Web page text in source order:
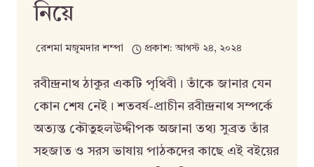
নিয়ে
রেশমা মজুমদার শম্পা প্রকাশ: আগস্ট ২৪, ২০২৪
রবীন্দ্রনাথ ঠাকুর একটি পৃথিবী। তাঁকে জানার যেন
কোন শেষ নেই। শতবর্ষ-প্রাচীন রবীন্দ্রনাথ সম্পর্কে
অত্যন্ত কৌতুহলউদ্দীপক অজানা তথ্য সুব্রত তাঁর
সহজাত ও সরস ভাষায় পাঠকদের কাছে এই বইয়ের